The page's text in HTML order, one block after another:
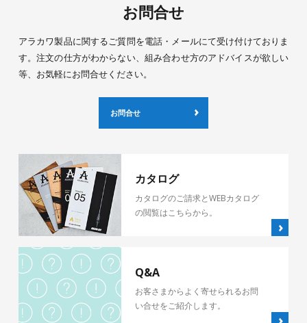
お問合せ
アラカワ製品に関するご質問を電話・メールにて受け付けておりま
す。注文の仕方がわからない、組み合わせ方のアドバイスが欲しい
等、お気軽にお問合せください。
お問合せ
カタログ
カタログのご請求とWEBカタログ
の閲覧はこちらから。
Q&A
お客さまからよく寄せられるお問
い合せをご紹介します。